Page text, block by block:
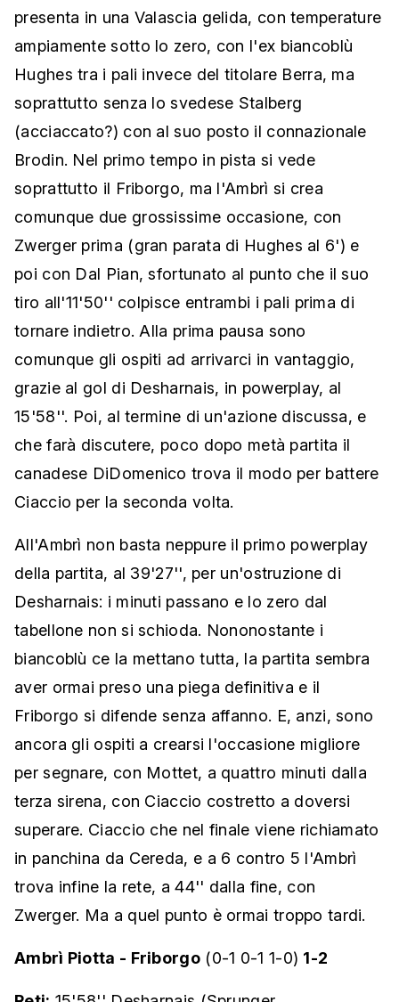
presenta in una Valascia gelida, con temperature
ampiamente sotto lo zero, con l'ex biancoblù
Hughes tra i pali invece del titolare Berra, ma
soprattutto senza lo svedese Stalberg
(acciaccato?) con al suo posto il connazionale
Brodin. Nel primo tempo in pista si vede
soprattutto il Friborgo, ma l'Ambrì si crea
comunque due grossissime occasione, con
Zwerger prima (gran parata di Hughes al 6') e
poi con Dal Pian, sfortunato al punto che il suo
tiro all'11'50'' colpisce entrambi i pali prima di
tornare indietro. Alla prima pausa sono
comunque gli ospiti ad arrivarci in vantaggio,
grazie al gol di Desharnais, in powerplay, al
15'58''. Poi, al termine di un'azione discussa, e
che farà discutere, poco dopo metà partita il
canadese DiDomenico trova il modo per battere
Ciaccio per la seconda volta.
All'Ambrì non basta neppure il primo powerplay
della partita, al 39'27'', per un'ostruzione di
Desharnais: i minuti passano e lo zero dal
tabellone non si schioda. Nononostante i
biancoblù ce la mettano tutta, la partita sembra
aver ormai preso una piega definitiva e il
Friborgo si difende senza affanno. E, anzi, sono
ancora gli ospiti a crearsi l'occasione migliore
per segnare, con Mottet, a quattro minuti dalla
terza sirena, con Ciaccio costretto a doversi
superare. Ciaccio che nel finale viene richiamato
in panchina da Cereda, e a 6 contro 5 l'Ambrì
trova infine la rete, a 44'' dalla fine, con
Zwerger. Ma a quel punto è ormai troppo tardi.
Ambrì Piotta - Friborgo(0-1 0-1 1-0) 1-2